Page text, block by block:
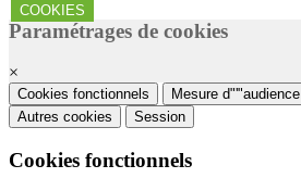
COOKIES
Paramétrages de cookies
×
Cookies fonctionnels Mesure d"'"audience
Autres cookies
Session
Cookies fonctionnels